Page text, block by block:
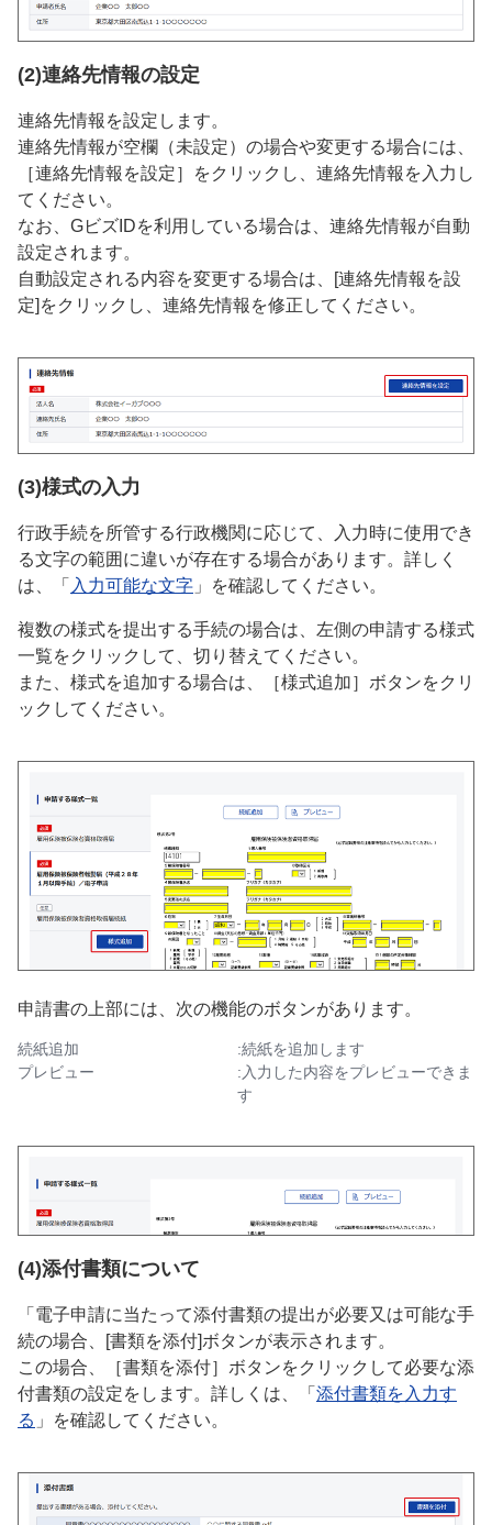
(2)連絡先情報の設定
連絡先情報を設定します。
連絡先情報が空欄（未設定）の場合や変更する場合には、
［連絡先情報を設定］をクリックし、連絡先情報を入力し
てください。
なお、GビズIDを利用している場合は、連絡先情報が自動
設定されます。
自動設定される内容を変更する場合は、[連絡先情報を設
定]をクリックし、連絡先情報を修正してください。
(3)様式の入力
行政手続を所管する行政機関に応じて、入力時に使用でき
る文字の範囲に違いが存在する場合があります。詳しく
は、「 入力可能な文字 」を確認してください。
複数の様式を提出する手続の場合は、左側の申請する様式
一覧をクリックして、切り替えてください。
また、様式を追加する場合は、［様式追加］ボタンをクリ
ックしてください。
申請書の上部には、次の機能のボタンがあります。
続紙追加
:続紙を追加します
プレビュー
:入力した内容をプレビューできま
す
(4)添付書類について
「電子申請に当たって添付書類の提出が必要又は可能な手
続の場合、[書類を添付]ボタンが表示されます。
この場合、［書類を添付］ボタンをクリックして必要な添
付書類の設定をします。詳しくは、「 添付書類を入力す
る 」を確認してください。